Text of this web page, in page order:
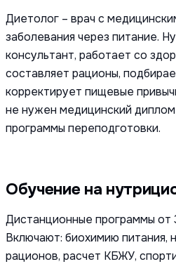
Диетолог – врач с
заболевания через питание.
консультант, работает со
составляет рационы,
корректирует пищевые
не нужен медицинский
программы переподготовки.
Обучение на
Дистанционные программы от
Включают: биохимию питания,
рационов, расчет КБЖУ,